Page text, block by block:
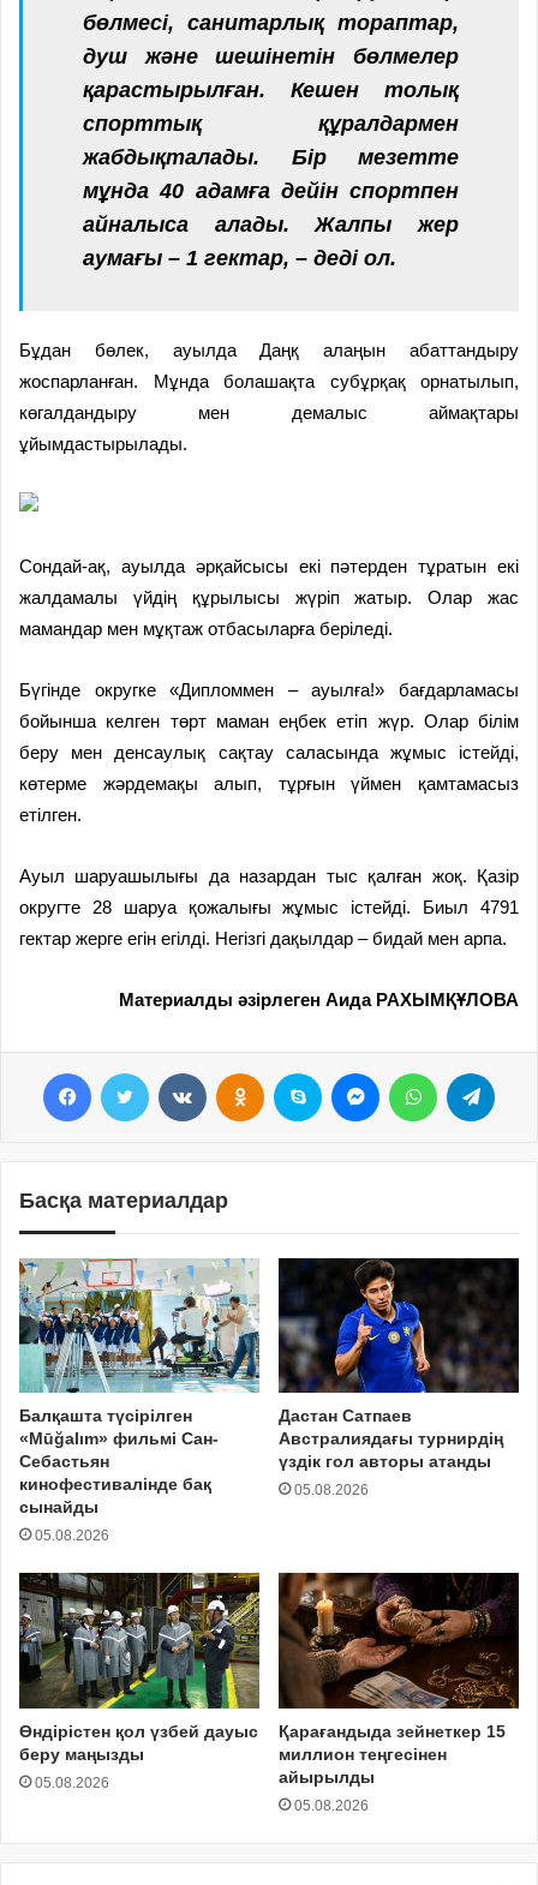
бөлмесі, санитарлық тораптар,
душ және шешінетін бөлмелер
қарастырылған. Кешен толық
спорттық құралдармен
жабдықталады. Бір мезетте
мұнда 40 адамға дейін спортпен
айналыса алады. Жалпы жер
аумағы – 1 гектар, – деді ол.
Бұдан бөлек, ауылда Даңқ алаңын абаттандыру
жоспарланған. Мұнда болашақта субұрқақ орнатылып,
көгалдандыру мен демалыс аймақтары
ұйымдастырылады.
Сондай-ақ, ауылда әрқайсысы екі пәтерден тұратын екі
жалдамалы үйдің құрылысы жүріп жатыр. Олар жас
мамандар мен мұқтаж отбасыларға беріледі.
Бүгінде округке «Дипломмен – ауылға!» бағдарламасы
бойынша келген төрт маман еңбек етіп жүр. Олар білім
беру мен денсаулық сақтау саласында жұмыс істейді,
көтерме жәрдемақы алып, тұрғын үймен қамтамасыз
етілген.
Ауыл шаруашылығы да назардан тыс қалған жоқ. Қазір
округте 28 шаруа қожалығы жұмыс істейді. Биыл 4791
гектар жерге егін егілді. Негізгі дақылдар – бидай мен арпа.
Материалды әзірлеген Аида РАХЫМҚҰЛОВА
Басқа материалдар
Балқашта түсірілген
«Mūğalım» фильмі Сан-
Себастьян
кинофестивалінде бақ
сынайды
05.08.2026
Дастан Сатпаев
Австралиядағы турнирдің
үздік гол авторы атанды
05.08.2026
Өндірістен қол үзбей дауыс
беру маңызды
05.08.2026
Қарағандыда зейнеткер 15
миллион теңгесінен
айырылды
05.08.2026